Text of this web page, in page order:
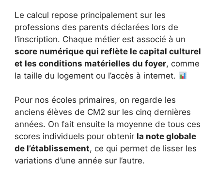
Le calcul repose principalement sur les
professions des parents déclarées lors de
l’inscription. Chaque métier est associé à un
score numérique qui reflète le capital culturel
et les conditions matérielles du foyer, comme
la taille du logement ou l’accès à internet.
Pour nos écoles primaires, on regarde les
anciens élèves de CM2 sur les cinq dernières
années. On fait ensuite la moyenne de tous ces
scores individuels pour obtenir la note globale
de l’établissement, ce qui permet de lisser les
variations d’une année sur l’autre.